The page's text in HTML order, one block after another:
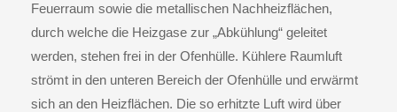
Feuerraum sowie die metallischen Nachheizflächen,
durch welche die Heizgase zur „Abkühlung“ geleitet
werden, stehen frei in der Ofenhülle. Kühlere Raumluft
strömt in den unteren Bereich der Ofenhülle und erwärmt
sich an den Heizflächen. Die so erhitzte Luft wird über